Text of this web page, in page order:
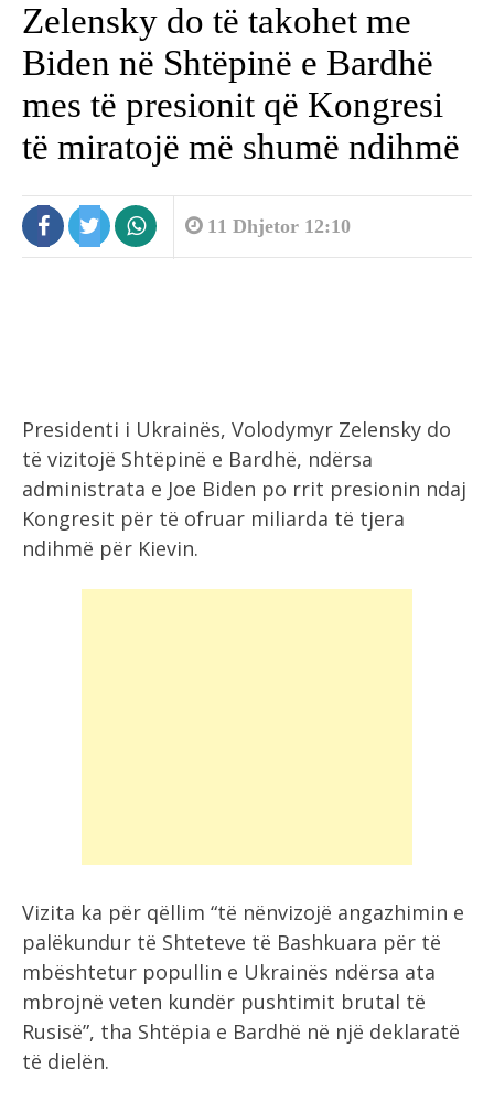
Zelensky do të takohet me
Biden në Shtëpinë e Bardhë
mes të presionit që Kongresi
të miratojë më shumë ndihmë
11 Dhjetor 12:10
Presidenti i Ukrainës, Volodymyr Zelensky do
të vizitojë Shtëpinë e Bardhë, ndërsa
administrata e Joe Biden po rrit presionin ndaj
Kongresit për të ofruar miliarda të tjera
ndihmë për Kievin.
Vizita ka për qëllim “të nënvizojë angazhimin e
palëkundur të Shteteve të Bashkuara për të
mbështetur popullin e Ukrainës ndërsa ata
mbrojnë veten kundër pushtimit brutal të
Rusisë”, tha Shtëpia e Bardhë në një deklaratë
të dielën.